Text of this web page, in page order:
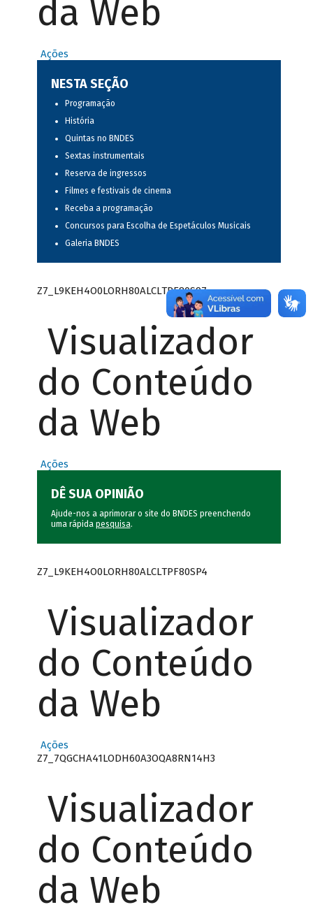
da Web
Ações
NESTA SEÇÃO
Programação
História
Quintas no BNDES
Sextas instrumentais
Reserva de ingressos
Filmes e festivais de cinema
Receba a programação
Concursos para Escolha de Espetáculos Musicais
Galeria BNDES
Z7_L9KEH4O0LORH80ALCLTPF80S97
Visualizador
do Conteúdo
da Web
Ações
DÊ SUA OPINIÃO
Ajude-nos a aprimorar o site do BNDES preenchendo
uma rápida pesquisa.
Z7_L9KEH4O0LORH80ALCLTPF80SP4
Visualizador
do Conteúdo
da Web
Ações
Z7_7QGCHA41LODH60A3OQA8RN14H3
Visualizador
do Conteúdo
da Web